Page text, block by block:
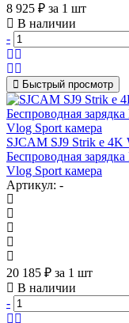
8 925 ₽ за 1 шт
В наличии
-
Быстрый просмотр
SJCAM SJ9 Strik e 4K
Беспроводная
Vlog Sport камера
Артикул: -
20 185 ₽ за 1 шт
В наличии
-